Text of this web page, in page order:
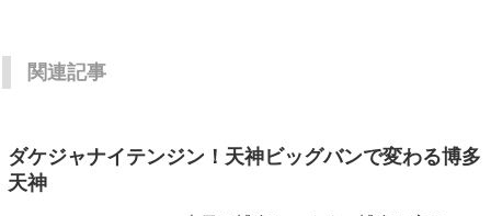
関連記事
ダケジャナイテンジン！天神ビッグバンで変わる博多
天神